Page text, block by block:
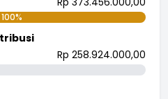
100%
Rp 258.924.000,00